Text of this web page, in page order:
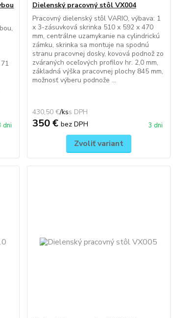
dni
Dielenský pracovný stôl VX004
Pracovný dielenský stôl VARIO, výbava: 1
x 3-zásuvková skrinka 510 x 592 x 470
mm, centrálne uzamykanie na cylindrickú
zámku, skrinka sa montuje na spodnú
stranu pracovnej dosky, kovová podnož zo
zváraných oceľových profilov hr. 2,0 mm,
základná výška pracovnej plochy 845 mm,
možnosť výberu podnože ...
430,50 €/ks
350 € bez DPH 3 dni
Zvoliť variant